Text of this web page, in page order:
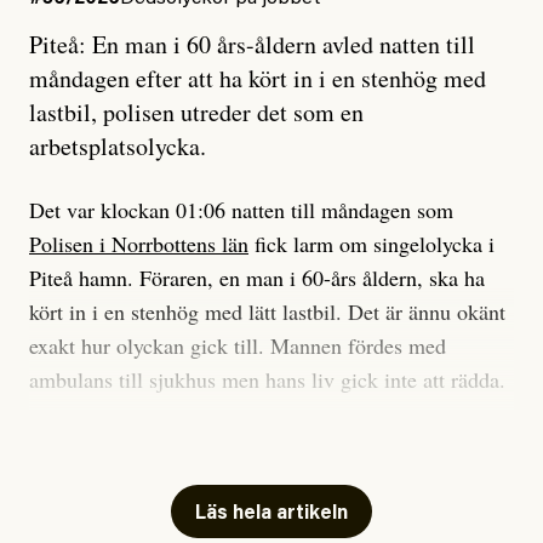
Ett försök till korta svar som jag hoppas kan förtydliga
för Kuhn och Sassarinis-McGowan och andra hur jag
som chefredaktör ser på Dagens ETC:s uppdrag och
roll.
Vi skriver för våra läsare som vill bli informerade,
överraskade, bekräftade, utmanade – och som kräver
att vi granskar allt och alla.
Vi är som sagt en röd, grön och oberoende tidning.
Det betyder en annan journalistik än vad du hittar i
perspektiv och urval. Det handlar däremot aldrig om
att freda någon eller några. Eller, konkret, om att
Jag sökte ljuset och meningen,
efter det som var rent, rätt och sant,
och aldrig såg jag det klarare än
när jag ombord på bussen hjälpte en tant.
#23/2026Intervjun
Jesper Lundby: ”Livet i sig
är ganska politiskt”
Piteå: En man i 60 års-åldern avled natten till
måndagen efter att ha kört in i en stenhög med
lastbil, polisen utreder det som en
arbetsplatsolycka.
Det var klockan 01:06 natten till måndagen som
Polisen i Norrbottens län fick larm om singelolycka i
Piteå hamn. Föraren, en man i 60-års åldern, ska ha
kört in i en stenhög med lätt lastbil. Det är ännu okänt
exakt hur olyckan gick till. Mannen fördes med
ambulans till sjukhus men hans liv gick inte att rädda.
platsen, säger Elis Brännström, RLC-befäl på polisens
Läs hela artikeln